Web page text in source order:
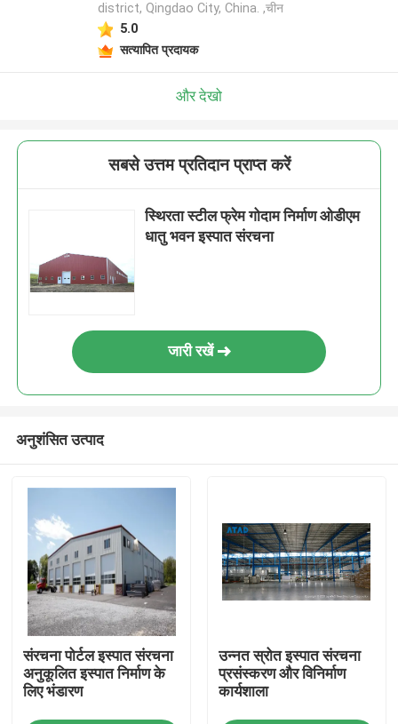
district, Qingdao City, China. ,चीन
5.0
सत्यापित प्रदायक
और देखो
सबसे उत्तम प्रतिदान प्राप्त करें
स्थिरता स्टील फ्रेम गोदाम निर्माण ओडीएम
धातु भवन इस्पात संरचना
जारी रखें
अनुशंसित उत्पाद
संरचना पोर्टल इस्पात संरचना
अनुकूलित इस्पात निर्माण के
लिए भंडारण
उन्नत स्रोत इस्पात संरचना
प्रसंस्करण और विनिर्माण
कार्यशाला